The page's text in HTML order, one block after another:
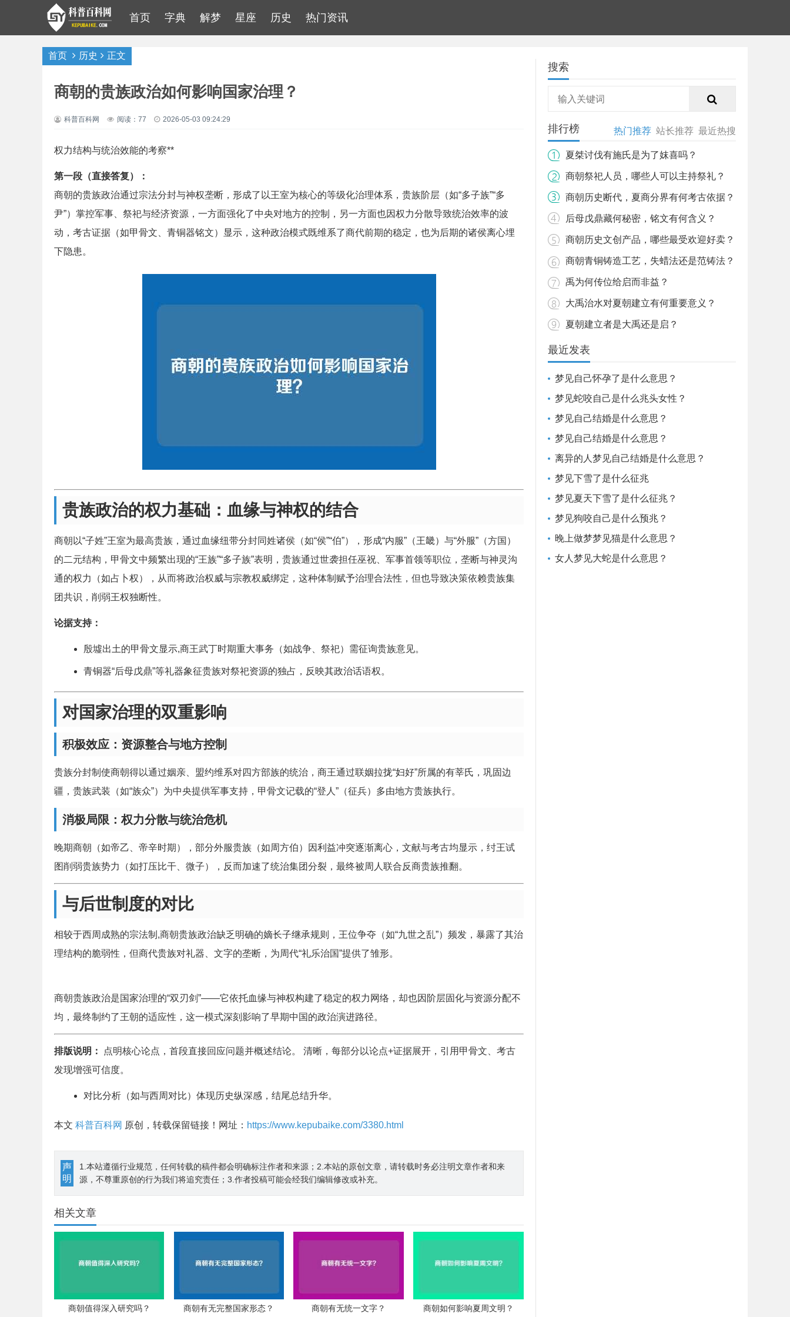
首页 字典 解梦 星座 历史 热门资讯
首页 历史 正文
商朝的贵族政治如何影响国家治理？
科普百科网 阅读：77 2026-05-03 09:24:29
权力结构与统治效能的考察**
第一段（直接答复）：
商朝的贵族政治通过宗法分封与神权垄断，形成了以王室为核心的等级化治理体系，贵族阶层（如“多子族”“多
尹”）掌控军事、祭祀与经济资源，一方面强化了中央对地方的控制，另一方面也因权力分散导致统治效率的波
动，考古证据（如甲骨文、青铜器铭文）显示，这种政治模式既维系了商代前期的稳定，也为后期的诸侯离心埋
下隐患。
贵族政治的权力基础：血缘与神权的结合
商朝以“子姓”王室为最高贵族，通过血缘纽带分封同姓诸侯（如“侯”“伯”），形成“内服”（王畿）与“外服”（方国）
的二元结构，甲骨文中频繁出现的“王族”“多子族”表明，贵族通过世袭担任巫祝、军事首领等职位，垄断与神灵沟
通的权力（如占卜权），从而将政治权威与宗教权威绑定，这种体制赋予治理合法性，但也导致决策依赖贵族集
团共识，削弱王权独断性。
论据支持：
殷墟出土的甲骨文显示,商王武丁时期重大事务（如战争、祭祀）需征询贵族意见。
青铜器“后母戊鼎”等礼器象征贵族对祭祀资源的独占，反映其政治话语权。
对国家治理的双重影响
积极效应：资源整合与地方控制
贵族分封制使商朝得以通过姻亲、盟约维系对四方部族的统治，商王通过联姻拉拢“妇好”所属的有莘氏，巩固边
疆，贵族武装（如“族众”）为中央提供军事支持，甲骨文记载的“登人”（征兵）多由地方贵族执行。
消极局限：权力分散与统治危机
晚期商朝（如帝乙、帝辛时期），部分外服贵族（如周方伯）因利益冲突逐渐离心，文献与考古均显示，纣王试
图削弱贵族势力（如打压比干、微子），反而加速了统治集团分裂，最终被周人联合反商贵族推翻。
与后世制度的对比
相较于西周成熟的宗法制,商朝贵族政治缺乏明确的嫡长子继承规则，王位争夺（如“九世之乱”）频发，暴露了其治
理结构的脆弱性，但商代贵族对礼器、文字的垄断，为周代“礼乐治国”提供了雏形。
商朝贵族政治是国家治理的“双刃剑”——它依托血缘与神权构建了稳定的权力网络，却也因阶层固化与资源分配不
均，最终制约了王朝的适应性，这一模式深刻影响了早期中国的政治演进路径。
排版说明：
点明核心论点，首段直接回应问题并概述结论。 清晰，每部分以论点+证据展开，引用甲骨文、考古
发现增强可信度。
对比分析（如与西周对比）体现历史纵深感，结尾总结升华。
本文 科普百科网 原创，转载保留链接！网址： https://www.kepubaike.com/3380.html
声
明
1.本站遵循行业规范，任何转载的稿件都会明确标注作者和来源；2.本站的原创文章，请转载时务必注明文章作者和来
源，不尊重原创的行为我们将追究责任；3.作者投稿可能会经我们编辑修改或补充。
相关文章
商朝值得深入研究吗？ 商朝有无完整国家形态？ 商朝有无统一文字？ 商朝如何影响夏周文明？
搜索
排行榜 热门推荐 站长推荐 最近热搜
夏桀讨伐有施氏是为了妺喜吗？
商朝祭祀人员，哪些人可以主持祭礼？
商朝历史断代，夏商分界有何考古依据？
后母戊鼎藏何秘密，铭文有何含义？
商朝历史文创产品，哪些最受欢迎好卖？
商朝青铜铸造工艺，失蜡法还是范铸法？
禹为何传位给启而非益？
大禹治水对夏朝建立有何重要意义？
夏朝建立者是大禹还是启？
最近发表
梦见自己怀孕了是什么意思？
梦见蛇咬自己是什么兆头女性？
梦见自己结婚是什么意思？
梦见自己结婚是什么意思？
离异的人梦见自己结婚是什么意思？
梦见下雪了是什么征兆
梦见夏天下雪了是什么征兆？
梦见狗咬自己是什么预兆？
晚上做梦梦见猫是什么意思？
女人梦见大蛇是什么意思？